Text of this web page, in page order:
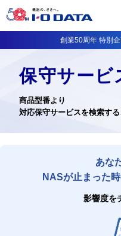
創業50周年 特別
保守サービ
商品型番より
対応保守サービスを検索する
あな
NASが止まった
影響度を